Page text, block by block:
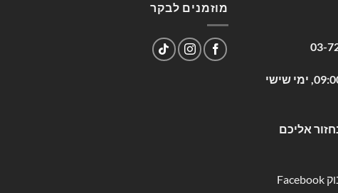
03-
שעות פעילות: א-ה 09:00-17:00, ימי שישי
אליכם
Facebook
מוזמנים לבקר